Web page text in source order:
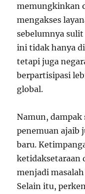
memungkinkan
mengakses
sebelumnya
ini tidak hanya
tetapi juga
berpartisipasi
global.
Namun, dampak
penemuan ajaib
baru.
ketidaksetaraan
menjadi
Selain itu,